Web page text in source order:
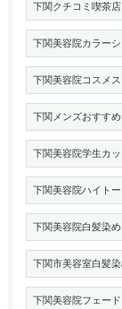
下関クチコミ喫茶店
下関美容院カラー
下関美容院コスメ
下関メンズおすす
下関美容院学生カッ
下関美容院ハイト
下関美容院白髪染め
下関市美容室白髪
下関美容院フェード